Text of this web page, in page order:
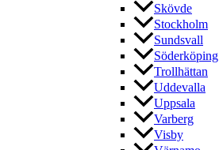
Skövde
Stockholm
Sundsvall
Söderköping
Trollhättan
Uddevalla
Uppsala
Varberg
Visby